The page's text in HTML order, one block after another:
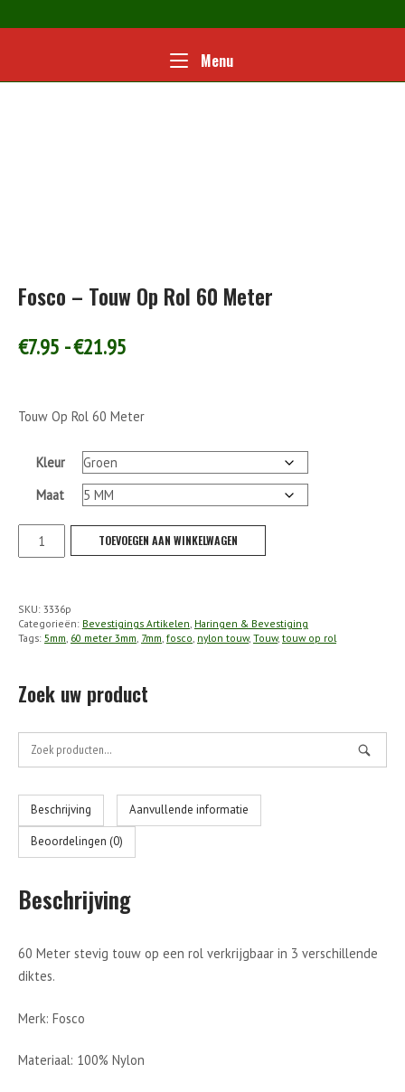
naar
Home
MenuMenu
Fosco – Touw Op Rol 60 Meter
€7.95 -€21.95
€21.95
Touw Op Rol 60 Meter
Kleur
Maat
Fosco
-
Rol
60
TOEVOEGEN AAN WINKELWAGEN
SKU: 3336p
Categorieën: Bevestigings Artikelen Haringen & Bevestiging
Tags: 5mm 60 meter 3mm 7mm fosco nylon touw, Touw, touw op rol
Zoek uw product
Zoek
naar:
Beschrijving Aanvullende informatie
Beoordelingen (0)
Beschrijving
60 Meter stevig touw op een rol verkrijgbaar in 3 verschillende
diktes.
Merk: Fosco
Materiaal: 100% Nylon